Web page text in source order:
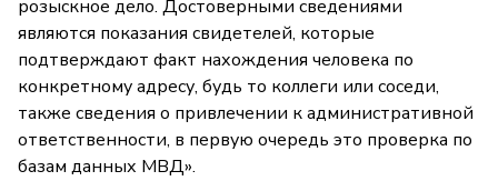
розыскное дело. Достоверными сведениями
являются показания свидетелей, которые
подтверждают факт нахождения человека по
конкретному адресу, будь то коллеги или соседи,
также сведения о привлечении к административной
ответственности, в первую очередь это проверка по
базам данных МВД».